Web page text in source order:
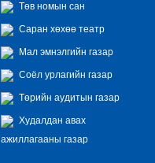
Төв номын сан
Саран хөхөө театр
Мал эмнэлгийн газар
Соёл урлагийн газар
Төрийн аудитын газар
Худалдан авах
ажиллагааны газар